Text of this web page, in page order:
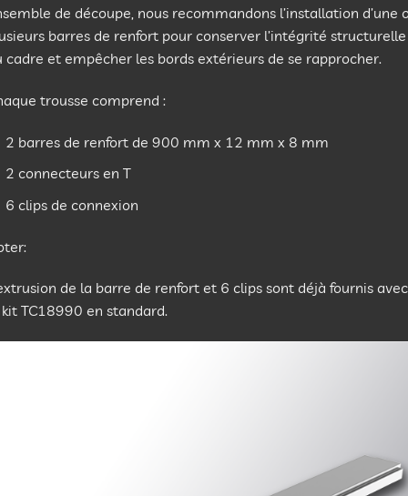
de découpe, nous recommandons l’installation d’une
barres de renfort pour conserver l’intégrité structurelle
cadre et empêcher les bords extérieurs de se rapprocher.
trousse comprend :
2 barres de renfort de 900 mm x 12 mm x 8 mm
2 connecteurs en T
6 clips de connexion
de la barre de renfort et 6 clips sont déjà fournis avec
TC18990 en standard.